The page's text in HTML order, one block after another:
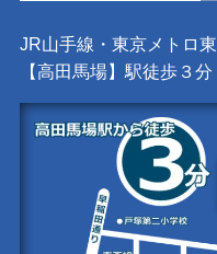
JR山手線・東京メトロ
【高田馬場】駅徒歩３分